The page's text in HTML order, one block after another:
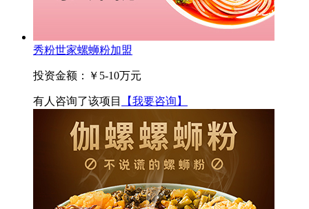
秀粉世家螺蛳粉加盟
投资金额： ￥5-10万元
有人咨询了该项目 【我要咨询】